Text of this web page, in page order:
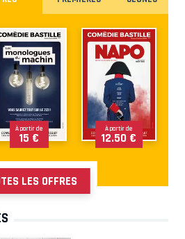
À partir de
15 €
À partir de
12.50 €
LES OFFRES